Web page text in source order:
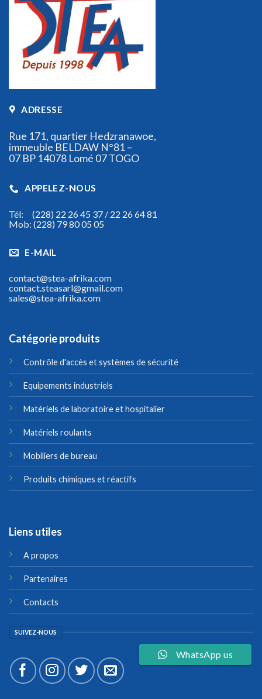
ADRESSE
Rue 171, quartier Hedzranawoe,
immeuble BELDAW N°81 –
07 BP 14078 Lomé 07 TOGO
APPELEZ-NOUS
Tél: (228) 22 26 45 37 / 22 26 64 81
Mob: (228) 79 80 05 05
E-MAIL
contact@stea-afrika.com
contact.steasarl@gmail.com
sales@stea-afrika.com
Catégorie produits
Contrôle d'accès et systèmes de sécurité
Equipements industriels
Matériels de laboratoire et hospitalier
Matériels roulants
Mobiliers de bureau
Produits chimiques et réactifs
Liens utiles
A propos
Partenaires
Contacts
SUIVEZ-NOUS
WhatsApp us